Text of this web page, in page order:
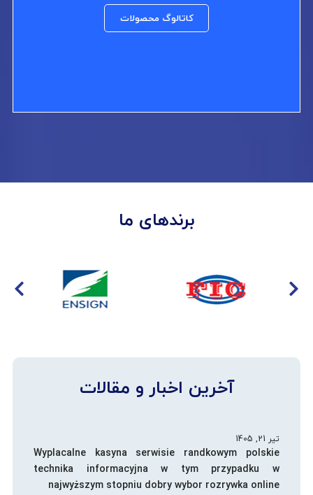
کاتالوگ محصولات
برندهای ما
آخرین اخبار و مقالات
تیر 21, 1405
Wyplacalne kasyna serwisie randkowym polskie
technika informacyjna w tym przypadku w
najwyższym stopniu dobry wybor rozrywka online